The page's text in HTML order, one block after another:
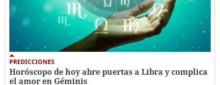
PREDICCIONES
Horóscopo de hoy abre puertas a Libra y complica
el amor en Géminis